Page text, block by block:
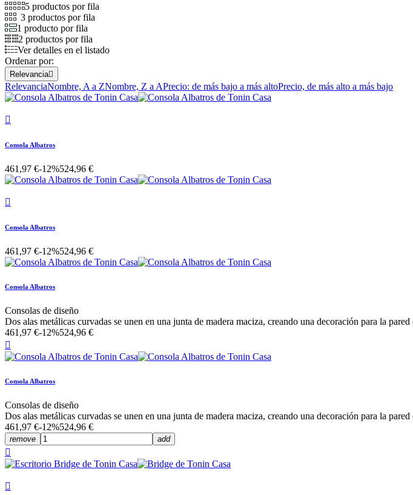
5 productos por fila
3 productos por fila
1 producto por fila
2 productos por fila
Ver detalles en el listado
Ordenar por:
Relevancia
RelevanciaNombre, A a ZNombre, Z a APrecio: de más bajo a más altoPrecio, de más alto a más bajo

Consola Albatros
461,97 €-12%524,96 €

Consola Albatros
461,97 €-12%524,96 €
Consola Albatros
Consolas de diseño
Dos alas metálicas curvadas se unen en una junta de madera maciza, creando una decoración para la
461,97 €-12%524,96 €

Consola Albatros
Consolas de diseño
Dos alas metálicas curvadas se unen en una junta de madera maciza, creando una decoración para la
461,97 €-12%524,96 €
remove add

